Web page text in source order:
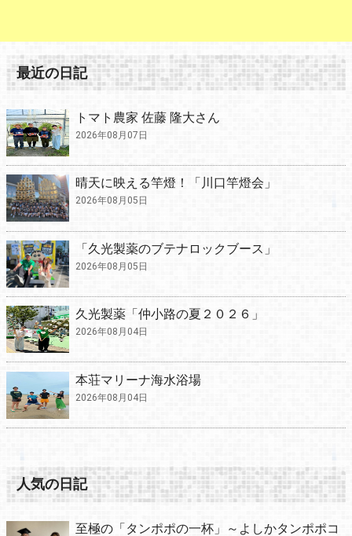
最近の日記
トマト農家 佐藤 隆大さん
2026年08月07日
晴天に映える竿燈！「川口竿燈会」
2026年08月05日
「久光製薬のブテナロックブース」
2026年08月05日
久光製薬「仲小路の夏２０２６」
2026年08月04日
本荘マリーナ海水浴場
2026年08月04日
人気の日記
至極の「タンポポの一杯」～よしかタンポポコ